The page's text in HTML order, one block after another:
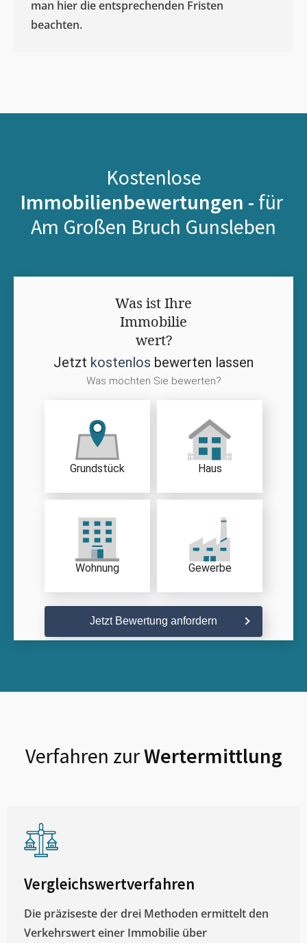
man hier die entsprechenden Fristen
beachten.
Kostenlose
Immobilienbewertungen - für
Am Großen Bruch Gunsleben
Was ist Ihre
Immobilie
wert?
Jetzt kostenlos bewerten lassen
Was möchten Sie bewerten?
Grundstück Haus
Wohnung Gewerbe
Jetzt Bewertung anfordern
Verfahren zurWertermittlung
Vergleichswertverfahren
Die präziseste der drei Methoden ermittelt den
Verkehrswert einer Immobilie über